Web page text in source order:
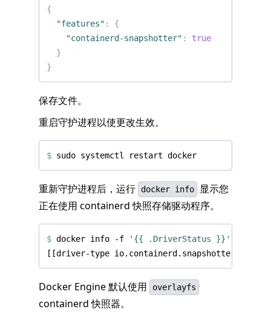
{
"features" :
{
"containerd-snapshotter" :
true
}
}
保存文件。
重启守护进程以使更改生效。
$
重新守护进程后，运行 docker info
显示您
正在使用 containerd 快照存储驱动程序。
$ docker info -f
'{{ .DriverStatus }}'
Docker Engine 默认使用 overlayfs
containerd 快照器。